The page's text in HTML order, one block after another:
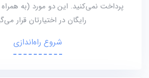
پرداخت نمی‌کنید. این دو مورد (به
رایگان در اختیارتان قرار
شروع راه‌اندازی